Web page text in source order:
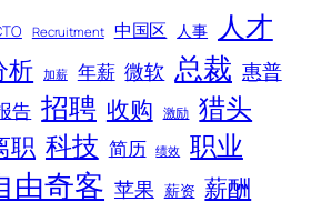
Recruitment 中国区 人事 人才
析 加薪 年薪 微软 总裁 惠普
告 招聘 收购 激励 猎头
职 科技 简历 绩效 职业
由奇客 苹果 薪资 薪酬